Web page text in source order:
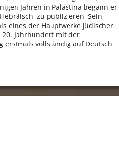
Jahren in Palästina begann er
zu publizieren. Sein
eines der Hauptwerke jüdischer
Jahrhundert mit der
erstmals vollständig auf Deutsch